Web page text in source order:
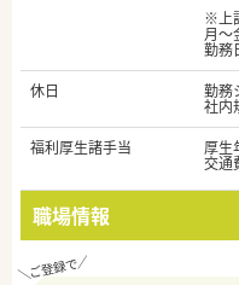
※上
月～
勤務
休日
勤務
社内
福利厚生諸手当
厚生
交通
職場情報